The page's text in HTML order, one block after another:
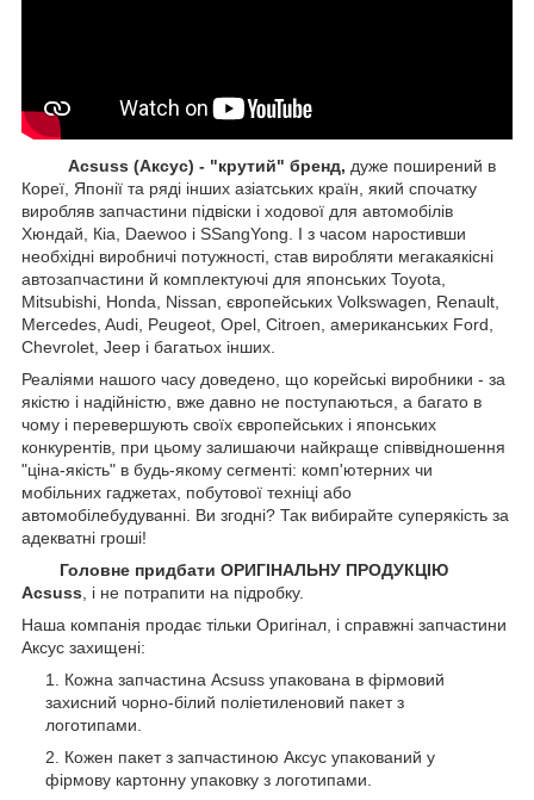
Acsuss (Аксус) - "крутий" бренд, дуже поширений в
Кореї, Японії та ряді інших азіатських країн, який спочатку
виробляв запчастини підвіски і ходової для автомобілів
Хюндай, Кіа, Daewoo і SSangYong. І з часом наростивши
необхідні виробничі потужності, став виробляти мегакаякісні
автозапчастини й комплектуючі для японських Toyota,
Mitsubishi, Honda, Nissan, європейських Volkswagen, Renault,
Mercedes, Audi, Peugeot, Opel, Citroen, американських Ford,
Chevrolet, Jeep і багатьох інших.
Реаліями нашого часу доведено, що корейські виробники - за
якістю і надійністю, вже давно не поступаються, а багато в
чому і перевершують своїх європейських і японських
конкурентів, при цьому залишаючи найкраще співвідношення
"ціна-якість" в будь-якому сегменті: комп'ютерних чи
мобільних гаджетах, побутової техніці або
автомобілебудуванні. Ви згодні? Так вибирайте суперякість за
адекватні гроші!
Головне придбати ОРИГІНАЛЬНУ ПРОДУКЦІЮ
Acsuss , і не потрапити на підробку.
Наша компанія продає тільки Оригінал, і справжні запчастини
Аксус захищені:
Кожна запчастина Acsuss упакована в фірмовий
захисний чорно-білий поліетиленовий пакет з
логотипами.
Кожен пакет з запчастиною Аксус упакований у
фірмову картонну упаковку з логотипами.